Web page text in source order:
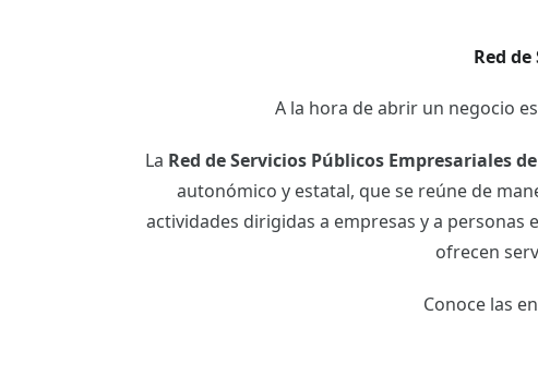
Red
A la hora de abrir un negocio
La Red de Servicios Públicos Empresariales
autonómico y estatal, que se reúne de
actividades dirigidas a empresas y a
ofrecen
Conoce las